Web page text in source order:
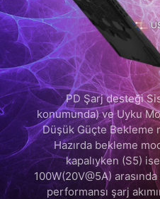
PD Şarj desteği
konumunda) ve Uyku
Düşük Güçte Bekleme
Hazırda bekleme
kapalıyken (S5)
100W(20V@5A)
performansı şarj